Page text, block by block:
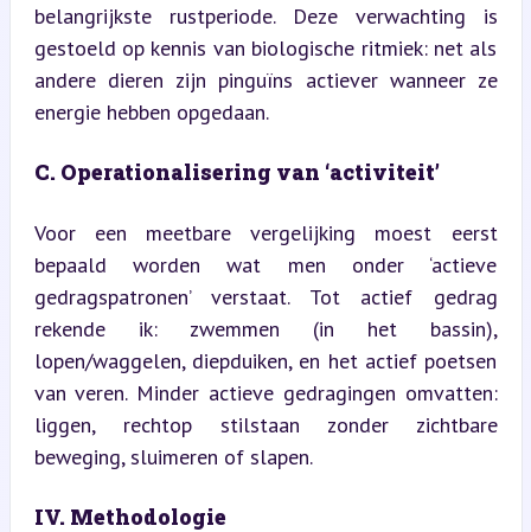
belangrijkste rustperiode. Deze verwachting is
gestoeld op kennis van biologische ritmiek: net als
andere dieren zijn pinguïns actiever wanneer ze
energie hebben opgedaan.
C. Operationalisering van ‘activiteit’
Voor een meetbare vergelijking moest eerst
bepaald worden wat men onder ‘actieve
gedragspatronen’ verstaat. Tot actief gedrag
rekende ik: zwemmen (in het bassin),
lopen/waggelen, diepduiken, en het actief poetsen
van veren. Minder actieve gedragingen omvatten:
liggen, rechtop stilstaan zonder zichtbare
beweging, sluimeren of slapen.
IV. Methodologie